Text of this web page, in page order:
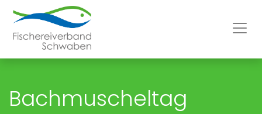
Bachmuscheltag